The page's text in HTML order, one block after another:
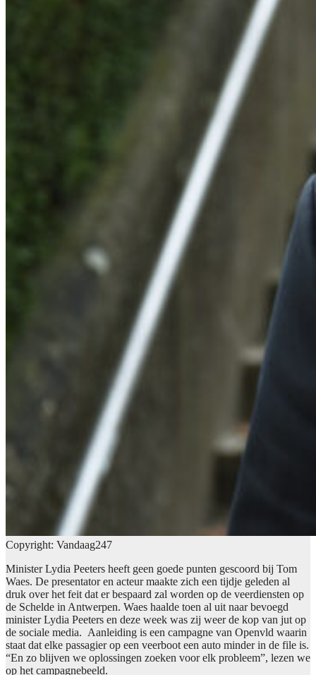
Copyright: Vandaag247
Minister Lydia Peeters heeft geen goede punten gescoord bij Tom
Waes. De presentator en acteur maakte zich een tijdje geleden al
druk over het feit dat er bespaard zal worden op de veerdiensten op
de Schelde in Antwerpen. Waes haalde toen al uit naar bevoegd
minister Lydia Peeters en deze week was zij weer de kop van jut op
de sociale media. Aanleiding is een campagne van Openvld waarin
staat dat elke passagier op een veerboot een auto minder in de file is.
“En zo blijven we oplossingen zoeken voor elk probleem”, lezen we
op het campagnebeeld.